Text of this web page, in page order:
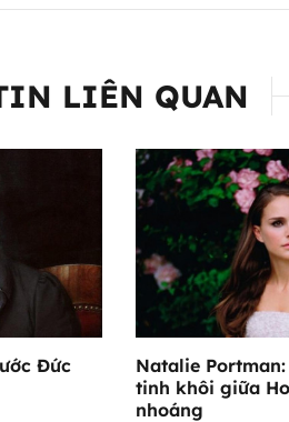
LIÊN QUAN
Đức
Natalie
tinh khôi giữa
nhoáng